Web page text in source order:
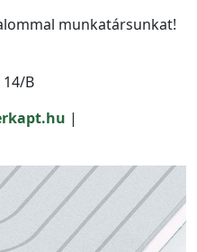
munkatársunkat!
B
|